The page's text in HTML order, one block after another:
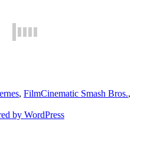
, FilmTags
Cinematic Smash Bros.,
by WordPress